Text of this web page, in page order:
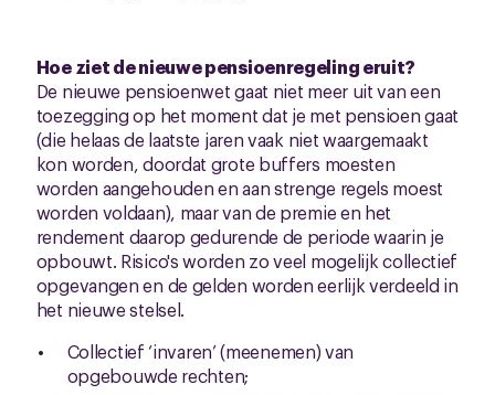
Hoe ziet de nieuwe pensioenregeling eruit?
De nieuwe pensioenwet gaat niet meer uit van een
toezegging op het moment dat je met pensioen gaat
(die helaas de laatste jaren vaak niet waargemaakt
kon worden, doordat grote buffers moesten
worden aangehouden en aan strenge regels moest
worden voldaan), maar van de premie en het
rendement daarop gedurende de periode waarin je
opbouwt. Risico's worden zo veel mogelijk collectief
opgevangen en de gelden worden eerlijk verdeeld in
het nieuwe stelsel.
Collectief ‘invaren’ (meenemen) van
opgebouwde rechten;